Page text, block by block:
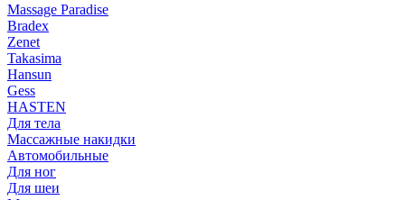
Massage Paradise
Bradex
Zenet
Takasima
Hansun
Gess
HASTEN
Для тела
Массажные накидки
Автомобильные
Для ног
Для шеи